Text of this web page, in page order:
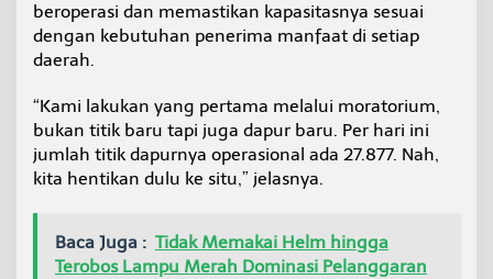
beroperasi dan memastikan kapasitasnya sesuai
dengan kebutuhan penerima manfaat di setiap
daerah.
“Kami lakukan yang pertama melalui moratorium,
bukan titik baru tapi juga dapur baru. Per hari ini
jumlah titik dapurnya operasional ada 27.877. Nah,
kita hentikan dulu ke situ,” jelasnya.
Baca Juga : Tidak Memakai Helm hingga
Terobos Lampu Merah Dominasi Pelanggaran